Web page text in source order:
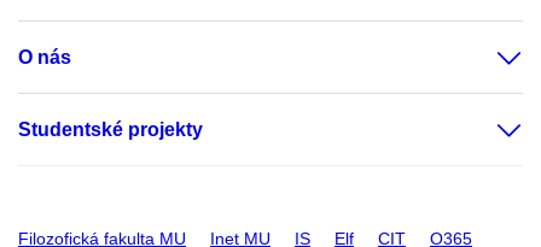
O nás
Studentské projekty
Filozofická fakulta MU Inet MU IS Elf CIT O365